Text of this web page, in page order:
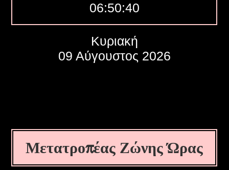
06:50:41
Κυριακή
09 Αύγουστος 2026
Μετατροπέας Ζώνης Ώρας